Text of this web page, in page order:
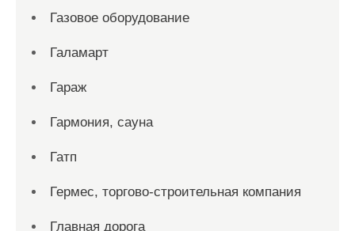
Газовое оборудование
Галамарт
Гараж
Гармония, сауна
Гатп
Гермес, торгово-строительная компания
Главная дорога